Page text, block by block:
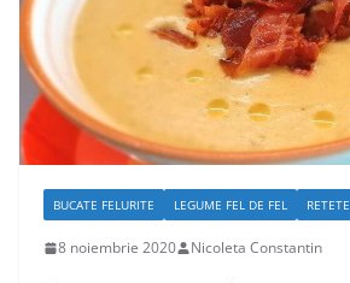
BUCATE FELURITE LEGUME FEL DE FEL RETETE
8 noiembrie 2020 Nicoleta Constantin